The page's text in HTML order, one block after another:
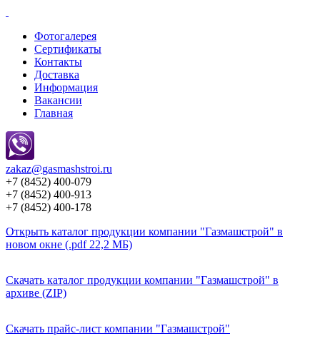
Фотогалерея
Сертификаты
Контакты
Доставка
Информация
Вакансии
Главная
zakaz@gasmashstroi.ru
+7 (8452) 400-079
+7 (8452) 400-913
+7 (8452) 400-178
Открыть каталог продукции компании "Газмашстрой" в
новом окне (.pdf 22,2 МБ)
Скачать каталог продукции компании "Газмашстрой" в
архиве (ZIP)
Скачать прайс-лист компании "Газмашстрой"